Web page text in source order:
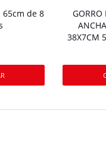
de 8
GORRO
38X7CM